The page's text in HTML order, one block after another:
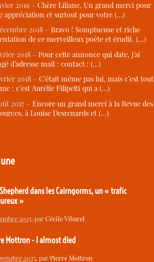
2019 – Chère Liliane, Un grand merci pour
appréciation et surtout pour votre (…)
2018 – Bravo ! Somptueuse et riche
de ce merveilleux poète et érudit. (…)
2018 – Pour cette annonce qui date, j’ai
d’adresse mail : contact : (…)
2018 – C’était même pas lui, mais c’est tout
: c’est Aurélie Filipetti qui a (…)
2017 – Encore un grand merci à la Revue des
à Louise Desrenards et (…)
dans les Cairngorms, un « trafic
»
2025, parCécile Vibarel
Mottron - I almost died
2025, parPierre Mottron